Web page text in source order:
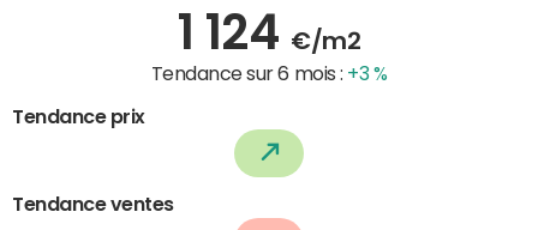
1 124 €/m2
Tendance sur 6 mois : +3 %
Tendance prix
Tendance ventes